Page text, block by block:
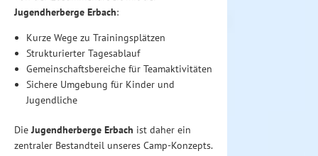
Jugendherberge Erbach:
Kurze Wege zu Trainingsplätzen
Strukturierter Tagesablauf
Gemeinschaftsbereiche für Teamaktivitäten
Sichere Umgebung für Kinder und
Jugendliche
DieJugendherberge Erbach ist daher ein
zentraler Bestandteil unseres Camp-Konzepts.